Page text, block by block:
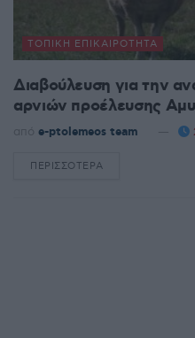
ΤΟΠΙΚΉ ΕΠΙΚΑΙΡΌΤΗΤΑ
Διαβούλευση για την
αρνιών προέλευσης
από e-ptolemeos team
ΠΕΡΙΣΣΌΤΕΡΑ